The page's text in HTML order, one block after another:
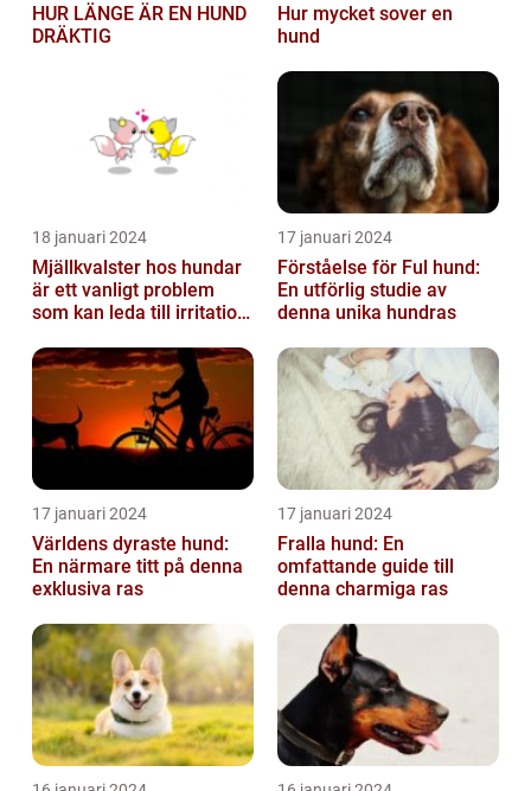
HUR LÄNGE ÄR EN HUND
DRÄKTIG
Hur mycket sover en
hund
18 januari 2024
Mjällkvalster hos hundar
är ett vanligt problem
som kan leda till irritation
hun...
17 januari 2024
Förståelse för Ful hund:
En utförlig studie av
denna unika hundras
17 januari 2024
Världens dyraste hund:
En närmare titt på denna
exklusiva ras
17 januari 2024
Fralla hund: En
omfattande guide till
denna charmiga ras